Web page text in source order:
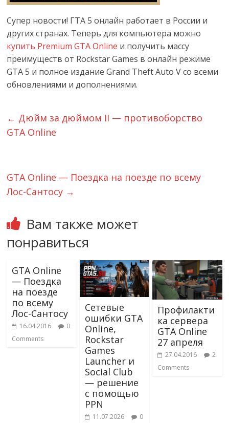
Супер новости! ГТА 5 онлайн работает в России и
других странах. Теперь для компьютера можно
купить Premium GTA Online и получить массу
преимуществ от Rockstar Games в онлайн режиме
GTA 5 и полное издание Grand Theft Auto V со всеми
обновлениями и дополнениями.
← Дюйм за дюймом II — противоборство
GTA Online
GTA Online — Поездка на поезде по всему
Лос-Сантосу →
Вам также может
понравиться
GTA Online
— Поездка
на поезде
по всему
Лос-Сантосу
16.04.2016
0
Comments
Сетевые
ошибки GTA
Online,
Rockstar
Games
Launcher и
Social Club
— решение
с помощью
PPN
11.07.2026 0
Профилакти
ка сервера
GTA Online
27 апреля
27.04.2016
2
Comments